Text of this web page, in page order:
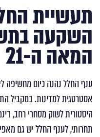
תעשיית
השקעה
המאה ה-21
ענף החלל נהנה כיום
אסטרטגית למדינות. במקביל
היסטורית לשוק מסחרי רחב,
תחרותי, לענף החלל יש גם